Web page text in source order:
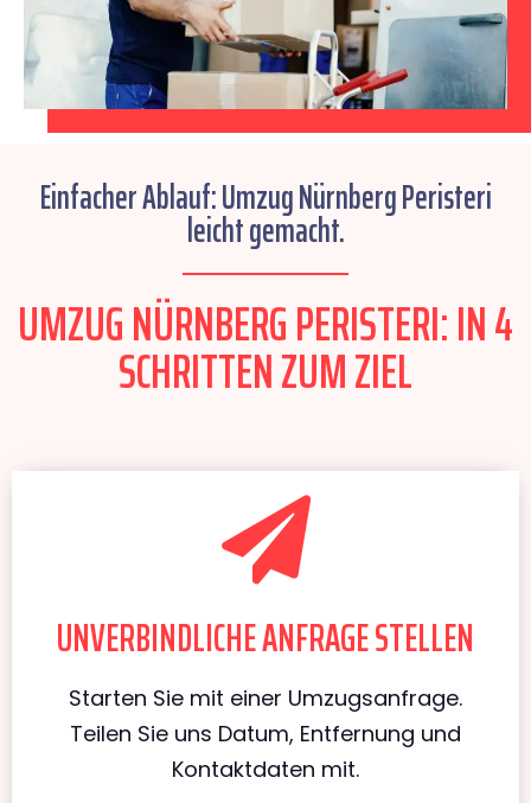
Einfacher Ablauf: Umzug Nürnberg Peristeri
leicht gemacht.
UMZUG NÜRNBERG PERISTERI: IN 4
SCHRITTEN ZUM ZIEL
UNVERBINDLICHE ANFRAGE STELLEN
Starten Sie mit einer Umzugsanfrage.
Teilen Sie uns Datum, Entfernung und
Kontaktdaten mit.